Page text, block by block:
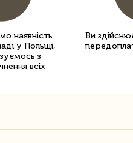
наявність
у Польщі,
з
всіх
Ви